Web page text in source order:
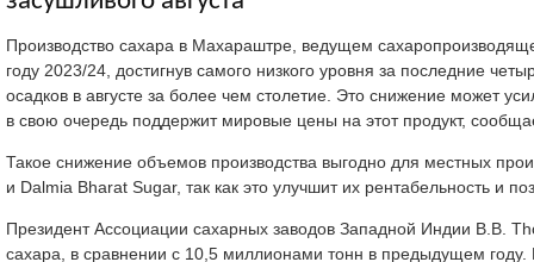
Производство сахара в Махараштре, ведущем
году 2023/24, достигнув самого низкого уровня за последние
осадков в августе за более чем столетие. Это снижение может
в свою очередь поддержит мировые цены на этот продукт,
Такое снижение объемов производства выгодно для местных
и Dalmia Bharat Sugar, так как это улучшит их рентабельность и
Президент Ассоциации сахарных заводов Западной Индии B.B.
сахара, в сравнении с 10,5 миллионами тонн в предыдущем